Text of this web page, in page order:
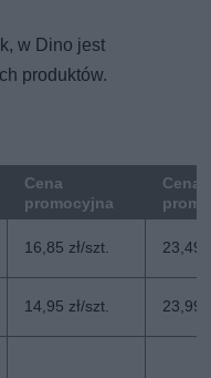
w Dino jest
produktów.
Cena
promocyjna
Cena
16,85 zł/szt. 23,49
14,95 zł/szt. 23,99